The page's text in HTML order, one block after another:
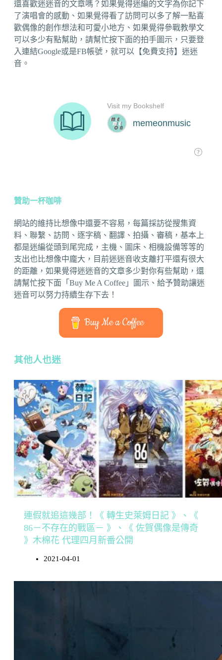
還喜歡迷迷音的文章嗎？如果覺得迷編的文字為你記下
了演唱會的感動、如果覺得看了訪問可以多了解一點喜
歡偶像的創作想法和可愛小地方、如果覺得參戰教學文
可以多少有點幫助，請幫忙按下面的拍手圖示，只要登
入連結Google或是FB帳號，就可以【免費支持】迷迷
音。
贊助一杯咖啡
網站的維持比想像中還要不容易，每篇採訪從搜集資
料、聯繫、訪問、逐字稿、翻譯、拍攝、審稿，基本上
都是迷編從頭到尾完成，主機、圖床、相機設備等等的
支出也比想像中龐大，目前迷迷音收支離打平還有很大
的距離，如果覺得迷迷音的文章多少對你有些幫助，還
請幫忙按下面「Buy Me A Coffee」圖示、給予贊助讓迷
迷音可以努力持續生存下去！
Buy Me a Coffee
其他人也迷
連假就追這幾部！《 轉生史萊姆日記 》、《
86－不存在的戰區－ 》、《 佐賀偶像是傳奇
》木棉花 代理四月新番公開
2021-04-01